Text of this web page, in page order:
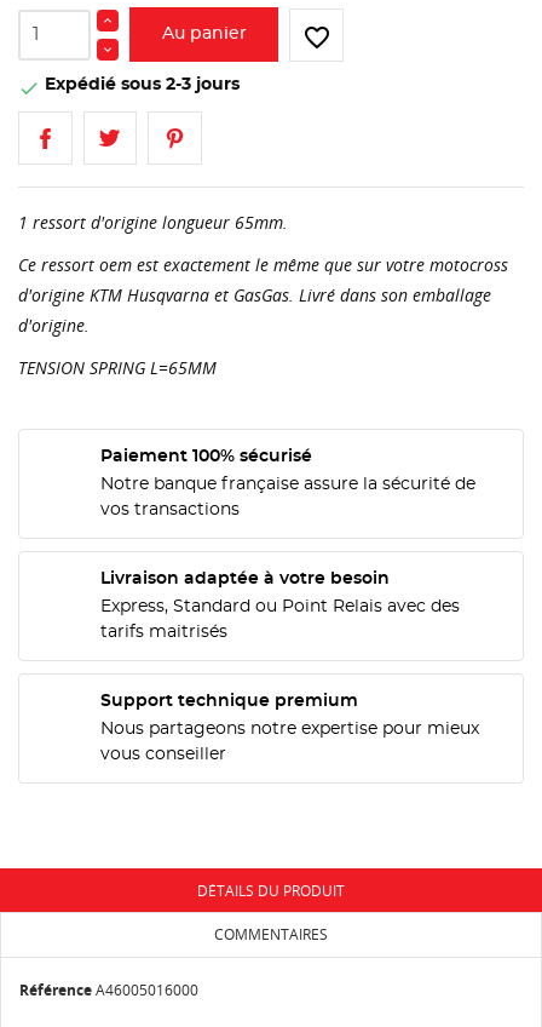
Au panier favorite_border
 Expédié sous 2-3 jours
1 ressort d'origine longueur 65mm.
Ce ressort oem est exactement le même que sur votre motocross
d'origine KTM Husqvarna et GasGas. Livré dans son emballage
d'origine.
TENSION SPRING L=65MM
Paiement 100% sécurisé
Notre banque française assure la sécurité de
vos transactions
Livraison adaptée à votre besoin
Express, Standard ou Point Relais avec des
tarifs maitrisés
Support technique premium
Nous partageons notre expertise pour mieux
vous conseiller
DÉTAILS DU PRODUIT
COMMENTAIRES
RéférenceA46005016000
MES LISTES
add_circle_outline Créer une nouvelle liste
CRÉER UNE LISTE D'ENVIES
NOM DE LA LISTE D'ENVIES
CONNEXION
Vous devez être connecté pour ajouter des produits
Annuler Connexion